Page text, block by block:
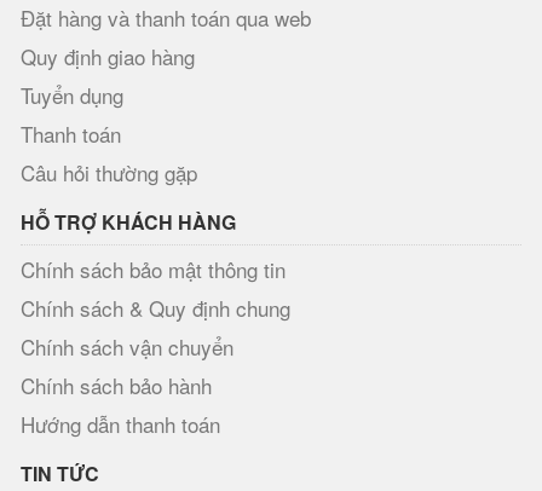
Đặt hàng và thanh toán qua web
Quy định giao hàng
Tuyển dụng
Thanh toán
Câu hỏi thường gặp
HỖ TRỢ KHÁCH HÀNG
Chính sách bảo mật thông tin
Chính sách & Quy định chung
Chính sách vận chuyển
Chính sách bảo hành
Hướng dẫn thanh toán
TIN TỨC